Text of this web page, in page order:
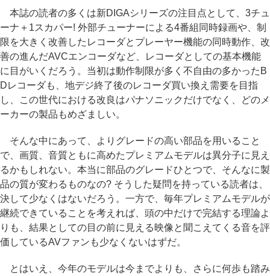
本誌の読者の多くは新DIGAシリーズの注目点として、3チュ
ーナ＋1スカパー! 外部チューナーによる4番組同時録画や、制
限を大きく改善したレコーダとプレーヤー機能の同時動作、改
善の進んだAVCエンコーダなど、レコーダとしての基本機能
に目がいくだろう。当初は動作制限が多く不自由の多かったB
Dレコーダも、地デジ終了後のレコーダ買い換え需要を目指
し、この世代における改良はパナソニックだけでなく、どのメ
ーカーの製品もめざましい。
そんな中にあって、よりグレードの高い部品を用いること
で、画質、音質ともに高めたプレミアムモデルは異分子に見え
るかもしれない。本当に部品のグレードひとつで、そんなに製
品の質が変わるものなの? そうした疑問を持っている読者は、
決して少なくはないだろう。一方で、毎年プレミアムモデルが
継続できていることを考えれば、頭の中だけで完結する理論よ
りも、結果としての目の前に見える映像と聞こえてくる音を評
価しているAVファンも少なくないはずだ。
とはいえ、今年のモデルは今までよりも、さらに何歩も踏み